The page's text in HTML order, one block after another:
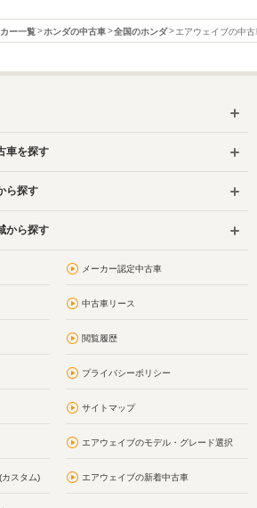
ー一覧 ホンダの中古車 全国のホンダ エアウェイブの中古
車を探す
ら探す
から探す
メーカー認定中古車
中古車リース
閲覧履歴
プライバシーポリシー
サイトマップ
エアウェイブのモデル・グレード選択
スタム) エアウェイブの新着中古車